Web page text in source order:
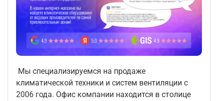
Мы специализируемся на продаже
климатической техники и систем вентиляции с
2006 года. Офис компании находится в столице